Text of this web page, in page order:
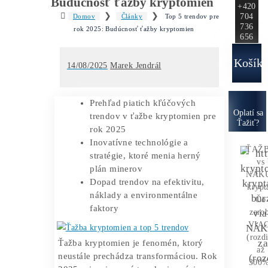
Ako toFunguje? Oplatí saŤažba? Zisky
Budúcnosť ťažby kryptomien
Top 5 trendov pre
rok 2025: Budúcnosť ťažby kryptomien
14/08/2025 Marek Jendrál
Prehľad piatich kľúčových
trendov v ťažbe kryptomien pre
rok 2025
Inovatívne technológie a
stratégie, ktoré menia herný
plán minerov